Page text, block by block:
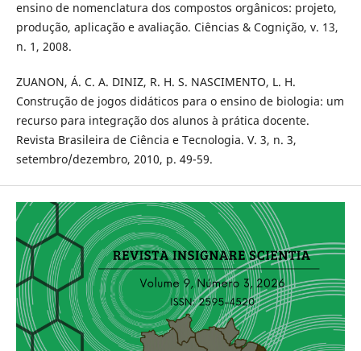
ensino de nomenclatura dos compostos orgânicos: projeto,
produção, aplicação e avaliação. Ciências & Cognição, v. 13,
n. 1, 2008.
ZUANON, Á. C. A. DINIZ, R. H. S. NASCIMENTO, L. H.
Construção de jogos didáticos para o ensino de biologia: um
recurso para integração dos alunos à prática docente.
Revista Brasileira de Ciência e Tecnologia. V. 3, n. 3,
setembro/dezembro, 2010, p. 49-59.